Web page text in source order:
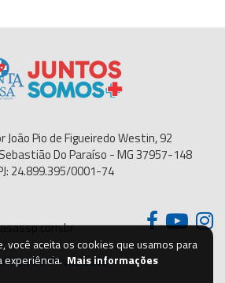
você aceita os cookies que usamos para
experiência. Mais informações
João Pio de Figueiredo Westin, 92
Do Paraíso - MG 37957-148
24.899.395/0001-74
de Privacidade